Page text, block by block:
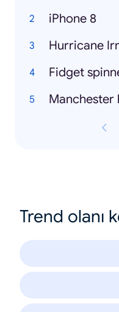
iPhone 8
Hurricane
Fidget
Manchester
Trend olanı